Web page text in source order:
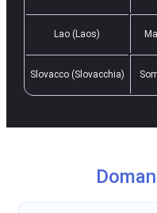
Lao (Laos)
Slovacco (Slovacchia)